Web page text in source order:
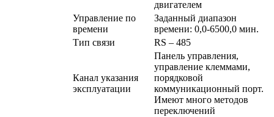
двигателем
Управление по
времени
Заданный диапазон
времени: 0,0-6500,0 мин.
Тип связи
RS – 485
Канал указания
эксплуатации
Панель управления,
управление клеммами,
порядковой
коммуникационный порт.
Имеют много методов
переключений